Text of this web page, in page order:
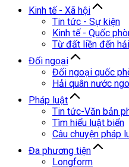
Kinh tế - Xã hội
Tin tức - Sự kiện
Kinh tế - Quốc
Từ đất liền đến
Đối ngoại
Đối ngoại quốc
Hải quân nước
Pháp luật
Tin tức-Văn bản
Tìm hiểu luật biển
Câu chuyện pháp
Đa phương tiện
Longform